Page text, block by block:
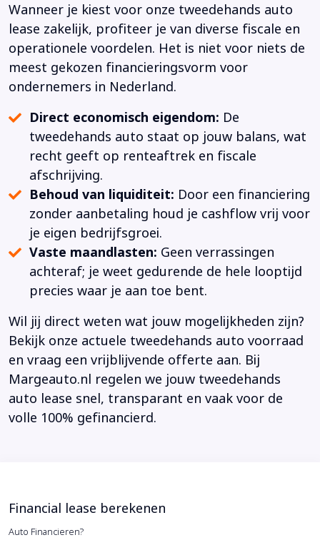
Wanneer je kiest voor onze tweedehands auto
lease zakelijk, profiteer je van diverse fiscale en
operationele voordelen. Het is niet voor niets de
meest gekozen financieringsvorm voor
ondernemers in Nederland.
Direct economisch eigendom: De
tweedehands auto staat op jouw balans, wat
recht geeft op renteaftrek en fiscale
afschrijving.
Behoud van liquiditeit: Door een financiering
zonder aanbetaling houd je cashflow vrij voor
je eigen bedrijfsgroei.
Vaste maandlasten: Geen verrassingen
achteraf; je weet gedurende de hele looptijd
precies waar je aan toe bent.
Wil jij direct weten wat jouw mogelijkheden zijn?
Bekijk onze actuele tweedehands auto voorraad
en vraag een vrijblijvende offerte aan. Bij
Margeauto.nl regelen we jouw tweedehands
auto lease snel, transparant en vaak voor de
volle 100% gefinancierd.
Financial lease berekenen
Auto Financieren?